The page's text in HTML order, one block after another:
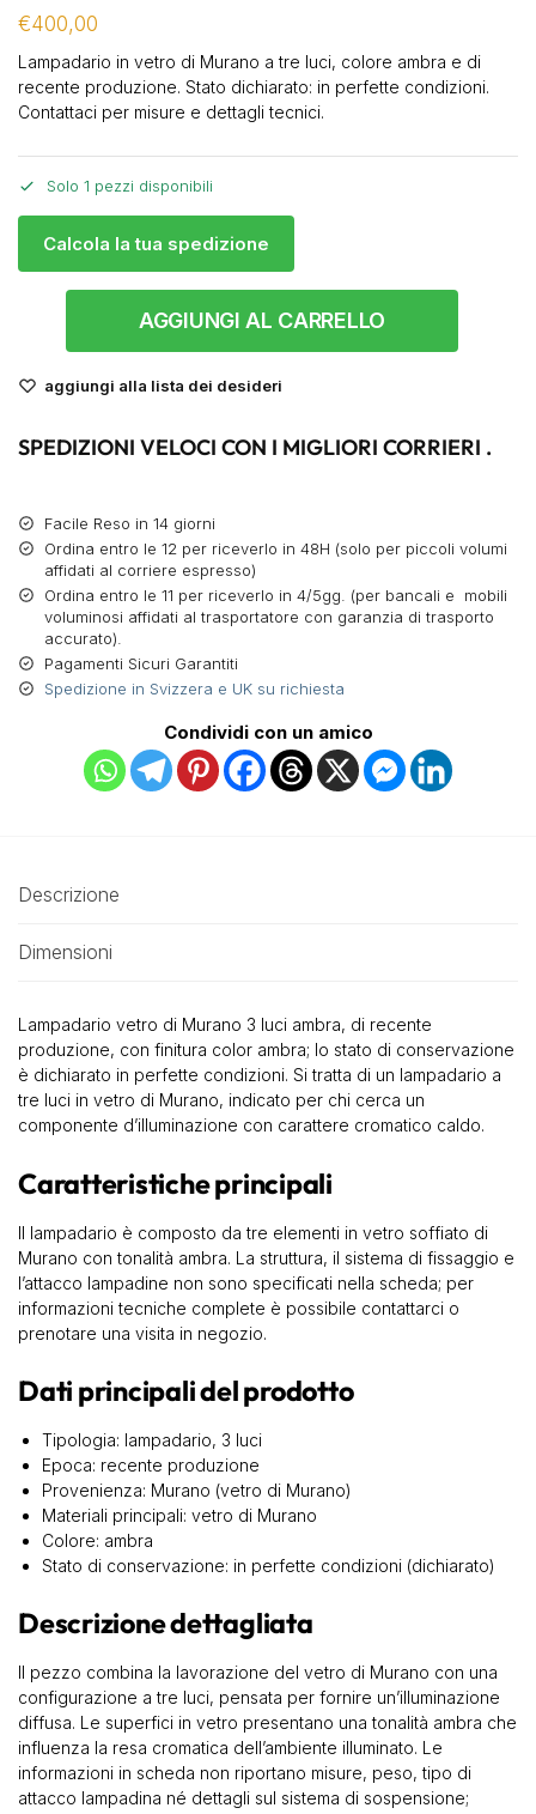
€400,00
Lampadario in vetro di Murano a tre luci, colore ambra e di
recente produzione. Stato dichiarato: in perfette condizioni.
Contattaci per misure e dettagli tecnici.
Solo 1 pezzi disponibili
Calcola la tua spedizione
AGGIUNGI AL CARRELLO
aggiungi alla lista dei desideri
SPEDIZIONI VELOCI CON I MIGLIORI CORRIERI .
Facile Reso in 14 giorni
Ordina entro le 12 per riceverlo in 48H (solo per piccoli volumi
affidati al corriere espresso)
Ordina entro le 11 per riceverlo in 4/5gg. (per bancali e mobili
voluminosi affidati al trasportatore con garanzia di trasporto
accurato).
Pagamenti Sicuri Garantiti
Spedizione in Svizzera e UK su richiesta
Condividi con un amico
Descrizione
Dimensioni
Lampadario vetro di Murano 3 luci ambra, di recente
produzione, con finitura color ambra; lo stato di conservazione
è dichiarato in perfette condizioni. Si tratta di un lampadario a
tre luci in vetro di Murano, indicato per chi cerca un
componente d’illuminazione con carattere cromatico caldo.
Caratteristiche principali
Il lampadario è composto da tre elementi in vetro soffiato di
Murano con tonalità ambra. La struttura, il sistema di fissaggio e
l’attacco lampadine non sono specificati nella scheda; per
informazioni tecniche complete è possibile contattarci o
prenotare una visita in negozio.
Dati principali del prodotto
Tipologia: lampadario, 3 luci
Epoca: recente produzione
Provenienza: Murano (vetro di Murano)
Materiali principali: vetro di Murano
Colore: ambra
Stato di conservazione: in perfette condizioni (dichiarato)
Descrizione dettagliata
Il pezzo combina la lavorazione del vetro di Murano con una
configurazione a tre luci, pensata per fornire un’illuminazione
diffusa. Le superfici in vetro presentano una tonalità ambra che
influenza la resa cromatica dell’ambiente illuminato. Le
informazioni in scheda non riportano misure, peso, tipo di
attacco lampadina né dettagli sul sistema di sospensione;